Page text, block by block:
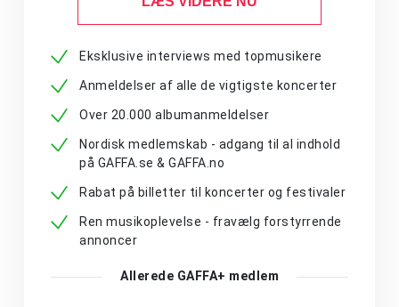
Eksklusive interviews med topmusikere
Anmeldelser af alle de vigtigste koncerter
Over 20.000 albumanmeldelser
Nordisk medlemskab - adgang til al indhold
på GAFFA.se & GAFFA.no
Rabat på billetter til koncerter og festivaler
Ren musikoplevelse - fravælg forstyrrende
annoncer
Allerede GAFFA+ medlem